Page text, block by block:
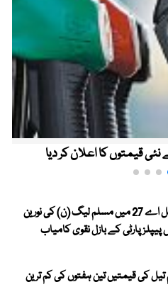
قیمتوں کا اعلان کر دیا
آزاد کشمیر الیکشن ، ایل اے 27 میں مسلم لیگ (ن) کی نورین
کی قیمتیں تین ہفتوں کی کم ترین